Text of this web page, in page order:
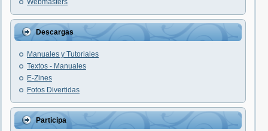
Webmasters
Descargas
Manuales y Tutoriales
Textos - Manuales
E-Zines
Fotos Divertidas
Participa